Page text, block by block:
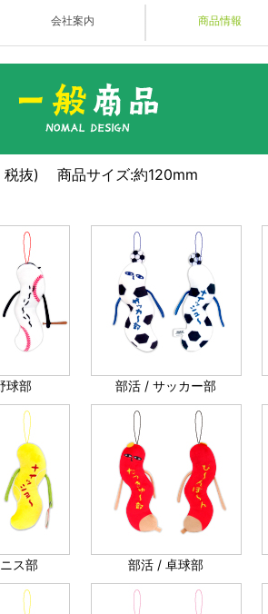
ッド
会社案内 商品情報
抜) 商品サイズ:約120mm
球部 部活 / サッカー部
ス部 部活 / 卓球部